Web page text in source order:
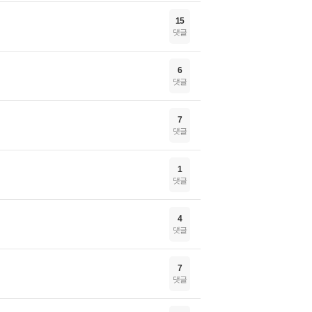
15
댓글
6
댓글
7
댓글
1
댓글
4
댓글
7
댓글